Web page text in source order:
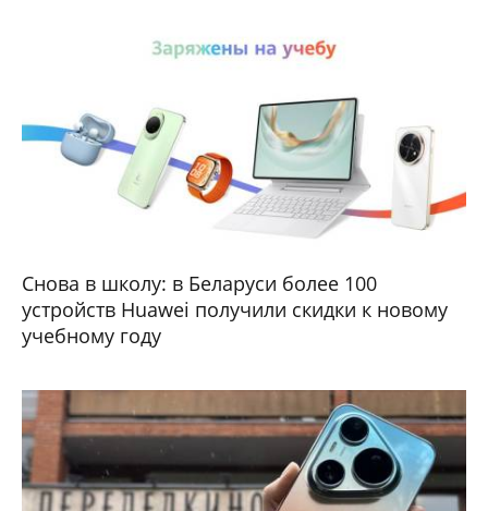
Снова в школу: в Беларуси более 100
устройств Huawei получили скидки к новому
учебному году